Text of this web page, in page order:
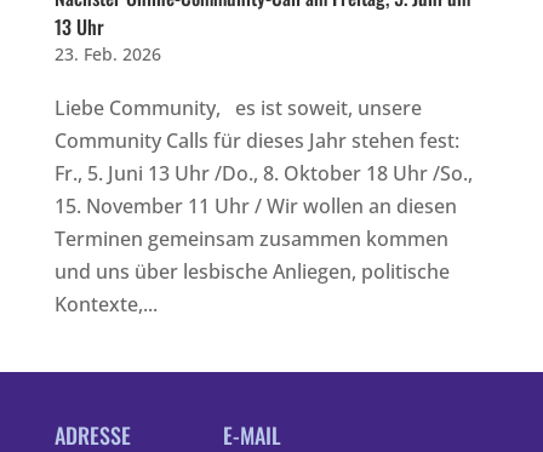
13 Uhr
23. Feb. 2026
Liebe Community, es ist soweit, unsere
Community Calls für dieses Jahr stehen fest:
Fr., 5. Juni 13 Uhr /Do., 8. Oktober 18 Uhr /So.,
15. November 11 Uhr / Wir wollen an diesen
Terminen gemeinsam zusammen kommen
und uns über lesbische Anliegen, politische
Kontexte,...
ADRESSE E-MAIL